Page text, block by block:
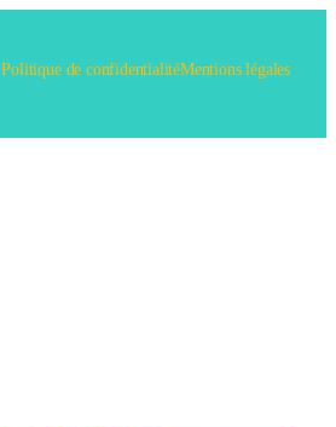
Politique de confidentialitéMentions légales